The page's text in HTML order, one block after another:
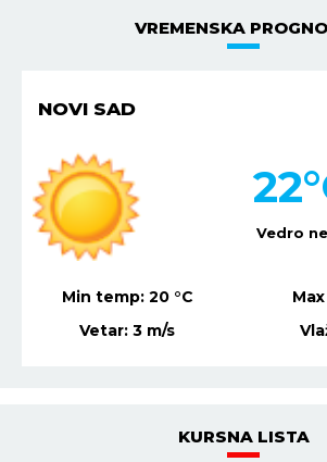
VREMENSKA
NIŠ
Vedro
27
Min temp:22 °C
Vetar:2 m/s
KURSNA LISTA